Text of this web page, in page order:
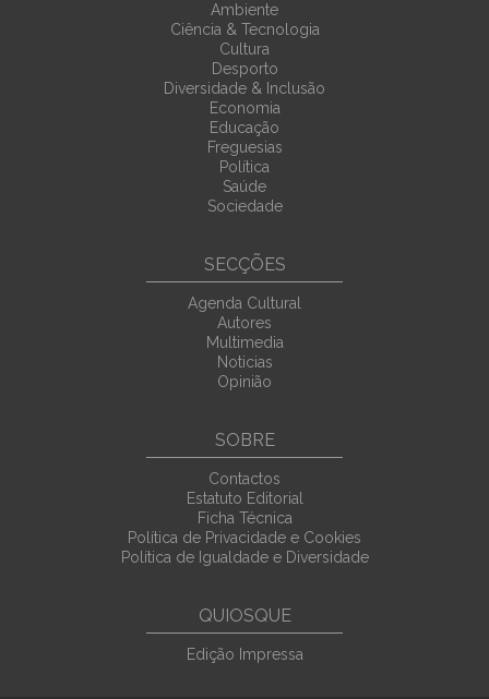
Ambiente
Ciência & Tecnologia
Cultura
Desporto
Diversidade & Inclusão
Economia
Educação
Freguesias
Política
Saúde
Sociedade
SECÇÕES
Agenda Cultural
Autores
Multimedia
Noticias
Opinião
SOBRE
Contactos
Estatuto Editorial
Ficha Técnica
Política de Privacidade e Cookies
Política de Igualdade e Diversidade
QUIOSQUE
Edição Impressa